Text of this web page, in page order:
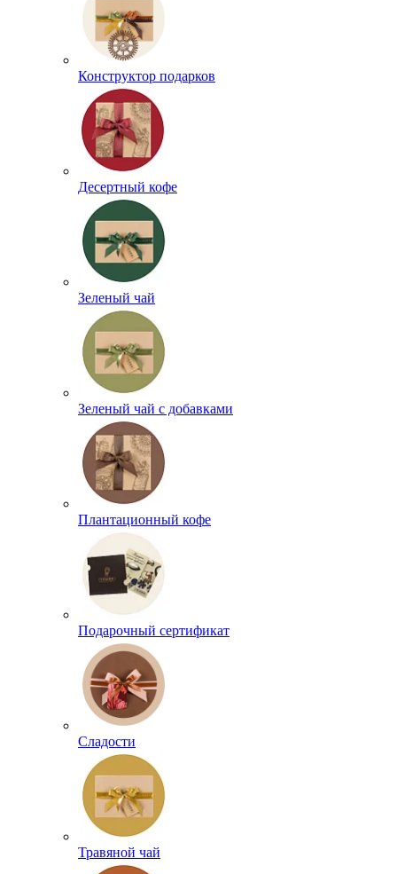
Конструктор подарков
Десертный кофе
Зеленый чай
Зеленый чай с добавками
Плантационный кофе
Подарочный сертификат
Сладости
Травяной чай